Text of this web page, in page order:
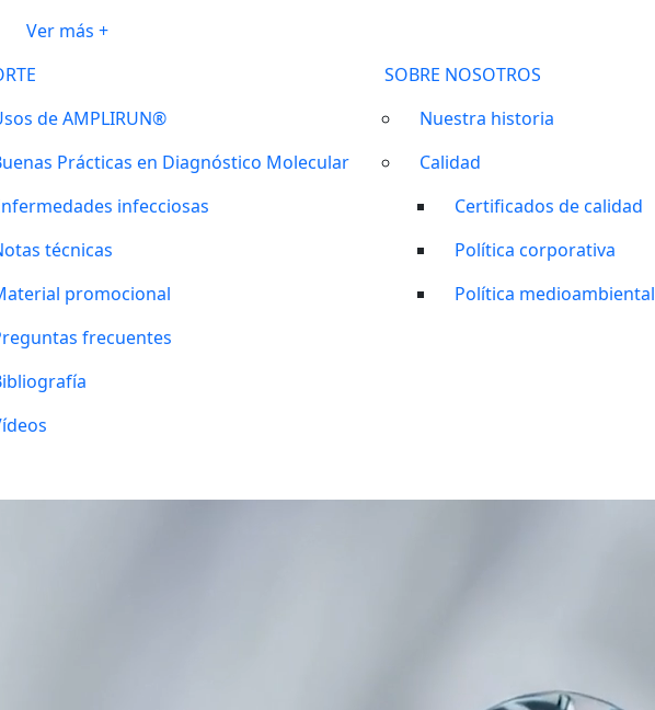
Ver más +
de AMPLIRUN®
Prácticas en Diagnóstico Molecular
infecciosas
técnicas
promocional
frecuentes
SOBRE NOSOTROS
Nuestra historia
Calidad
Certificados de calidad
Política corporativa
Política medioambiental